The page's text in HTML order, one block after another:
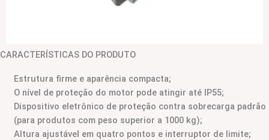
CARACTERÍSTICAS DO PRODUTO
Estrutura firme e aparência compacta;
O nível de proteção do motor pode atingir até IP55;
Dispositivo eletrônico de proteção contra sobrecarga padrão
(para produtos com peso superior a 1000 kg);
Altura ajustável em quatro pontos e interruptor de limite;